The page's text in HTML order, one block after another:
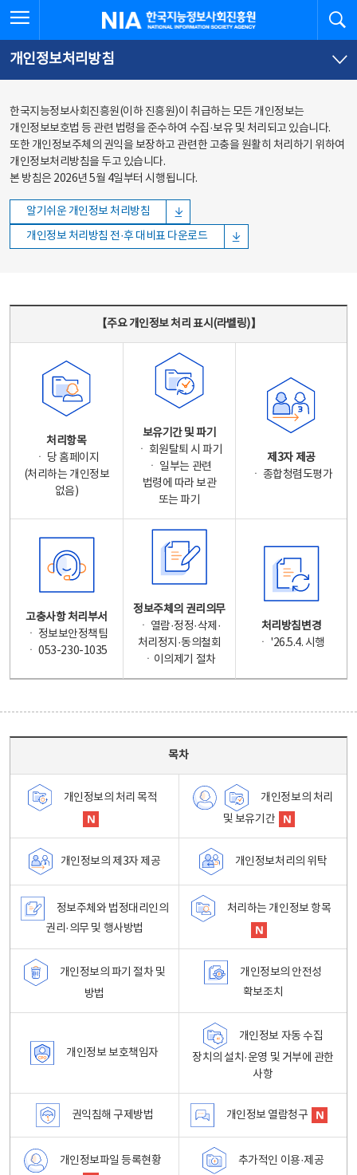
바로가기
바로가기
한국지능정보사회진흥원
개인정보처리방침
한국지능정보사회진흥원(이하 진흥원)이 취급하는 모든 개인정보는
개인정보보호법 등 관련 법령을 준수하여 수집·보유 및 처리되고 있습니다.
또한 개인정보주체의 권익을 보장하고 관련한 고충을 원활히 처리하기 위하여
개인정보처리방침을 두고 있습니다.
본 방침은 2026년 5월 4일부터 시행됩니다.
알기쉬운 개인정보 처리방침
개인정보 처리방침 전·후 대비표 다운로드
【주요 개인정보 처리 표시(라벨링)】
처리항목
ㆍ 당 홈페이지
(처리하는 개인정보
없음)
보유기간 및 파기
ㆍ 회원탈퇴 시 파기
ㆍ 일부는 관련
법령에 따라 보관
또는 파기
제3자 제공
ㆍ 종합청렴도평가
고충사항 처리부서
ㆍ 정보보안정책팀
ㆍ 053-230-1035
정보주체의 권리의무
ㆍ 열람·정정·삭제·
처리정지·동의철회
ㆍ이의제기 절차
처리방침변경
ㆍ '26.5.4. 시행
목차
개인정보의 처리 목적
개인정보의 처리
및 보유기간
개인정보의 제3자 제공 개인정보처리의 위탁
정보주체와 법정대리인의
권리·의무 및 행사방법
처리하는 개인정보 항목
개인정보의 파기 절차 및
방법
개인정보의 안전성
확보조치
개인정보 보호책임자
개인정보 자동 수집
장치의 설치·운영 및 거부에 관한
사항
권익침해 구제방법 개인정보 열람청구
개인정보파일 등록현황
추가적인 이용·제공